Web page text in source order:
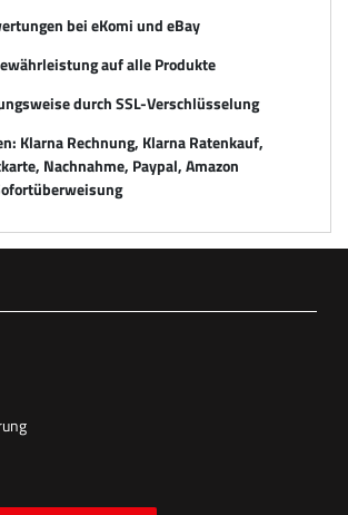
bei eKomi und eBay
auf alle Produkte
durch SSL-Verschlüsselung
Klarna Rechnung, Klarna Ratenkauf,
Nachnahme, Paypal, Amazon